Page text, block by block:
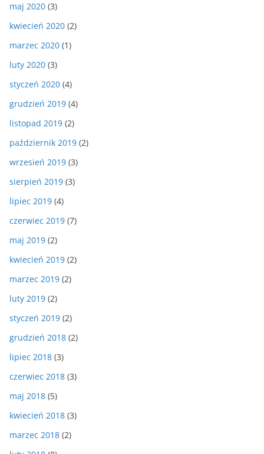
maj 2020 (3)
kwiecień 2020 (2)
marzec 2020 (1)
luty 2020 (3)
styczeń 2020 (4)
grudzień 2019 (4)
listopad 2019 (2)
październik 2019 (2)
wrzesień 2019 (3)
sierpień 2019 (3)
lipiec 2019 (4)
czerwiec 2019 (7)
maj 2019 (2)
kwiecień 2019 (2)
marzec 2019 (2)
luty 2019 (2)
styczeń 2019 (2)
grudzień 2018 (2)
lipiec 2018 (3)
czerwiec 2018 (3)
maj 2018 (5)
kwiecień 2018 (3)
marzec 2018 (2)